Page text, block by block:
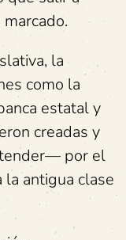
la
como la
estatal y
creadas y
por el
la antigua clase